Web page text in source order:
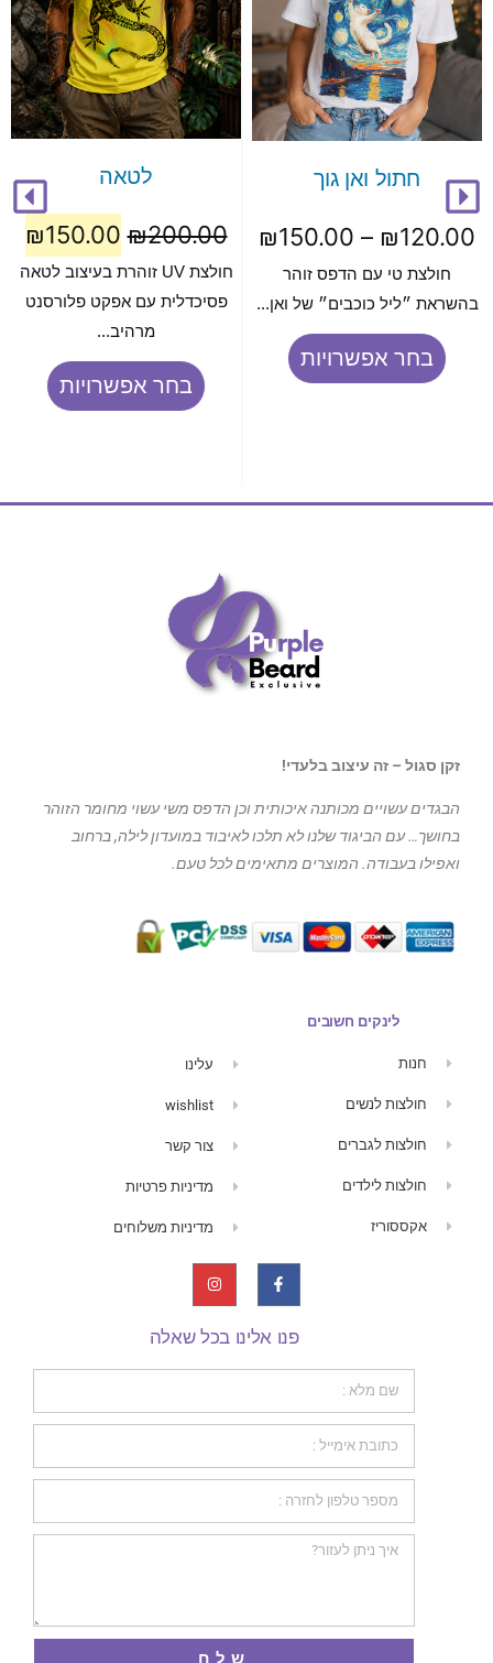
חתול ואן גוך
₪120.00
–
₪150.00
חולצת טי עם הדפס זוהר
בהשראת ״ליל כוכבים״ של ואן...
בחר אפשרויות
לטאה
₪200.00
₪150.00
חולצת UV זוהרת בעיצוב לטאה
פסיכדלית עם אפקט פלורסנט
מרהיב...
בחר אפשרויות
זקן סגול – זה עיצוב בלעדי!
הבגדים עשויים מכותנה איכותית וכן הדפס משי עשוי מחומר הזוהר
בחושך… עם הביגודשלנו לא תלכו לאיבוד במועדון לילה, ברחוב
ואפילו בעבודה. המוצרים מתאימים לכל טעם.
לינקים חשובים
חנות
חולצות לנשים
חולצות לגברים
חולצות לילדים
אקססוריז
עלינו
wishlist
צור קשר
מדיניות פרטיות
מדיניות משלוחים
פנו אלינו בכל שאלה
שלח